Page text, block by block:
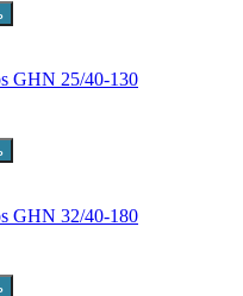
GHN 25/40-130
GHN 32/40-180